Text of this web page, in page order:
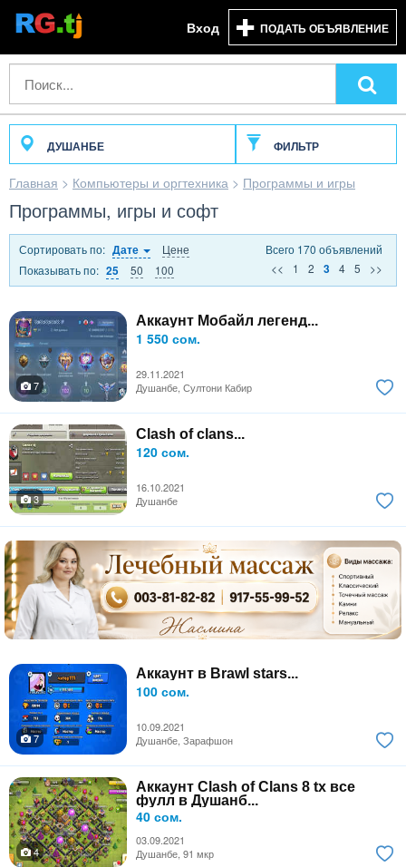
Вход ПОДАТЬ ОБЪЯВЛЕНИЕ
ДУШАНБЕ ФИЛЬТР
Главная > Компьютеры и оргтехника > Программы и игры
Программы, игры и софт
Сортировать по: Дате
Цене
Показывать по: 25 50 100
Всего 170 объявлений
<<
1 2 3 4 5 >>
Аккаунт Мобайл легенд...
1 550 сом.
29.11.2021
7
Душанбе, Султони Кабир
Clash of clans...
120 сом.
16.10.2021
3
Душанбе
Аккаунт в Brawl stars...
100 сом.
10.09.2021
7
Душанбе, Зарафшон
Аккаунт Clash of Clans 8 tx все
фулл в Душанб...
40 сом.
03.09.2021
4
Душанбе, 91 мкр